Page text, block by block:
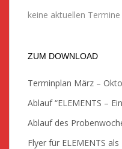
keine aktuellen Termine
ZUM DOWNLOAD
Terminplan März –
Ablauf “ELEMENTS –
Ablauf des
Flyer für ELEMENTS als